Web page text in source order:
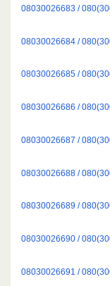
08030026683 /
08030026684 /
08030026685 /
08030026686 /
08030026687 /
08030026688 /
08030026689 /
08030026690 /
08030026691 /